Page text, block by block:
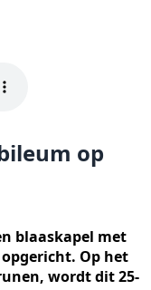
op
blaaskapel met
Op het
wordt dit 25-